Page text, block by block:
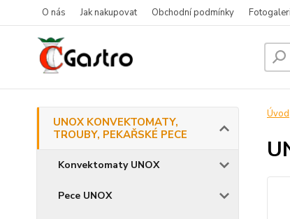
O nás Jak nakupovat Obchodní podmínky
UNOX KONVEKTOMATY,
TROUBY, PEKAŘSKÉ PECE
Konvektomaty UNOX
Pece UNOX
Úvod